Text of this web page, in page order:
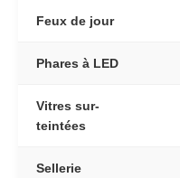
Feux de jour
Phares à LED
Vitres sur-
teintées
Sellerie